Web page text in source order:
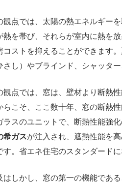
観点では、太陽の熱エネルギー
熱を帯び、それらが室内に熱を
コストを抑えることができます
さし）やブラインド、シャッタ
観点では、窓は、壁材より断熱
らこそ、ここ数十年、窓の断熱
ラスのユニットで、断熱性能強
希ガスが注入され、遮熱性能を
す。省エネ住宅のスタンダードに
はしかし、窓の第一の機能であ